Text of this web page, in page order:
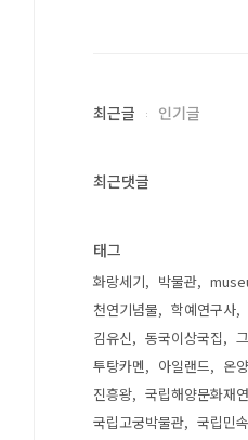
최근글 인기글
최근댓글
태그
화랑세기 박물관
천연기념물
학예연구사
김유신
동국이상국집
투탕카멘
아일랜드
온
진흥왕
국립해양문화재
국립고궁박물관
국립민